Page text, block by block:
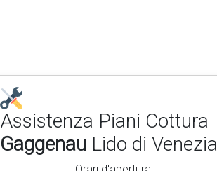
Assistenza Piani Cottura
Gaggenau Lido di Venezia